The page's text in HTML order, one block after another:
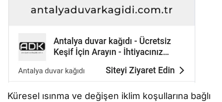
Küresel ısınma ve değişen iklim koşullarına bağlı